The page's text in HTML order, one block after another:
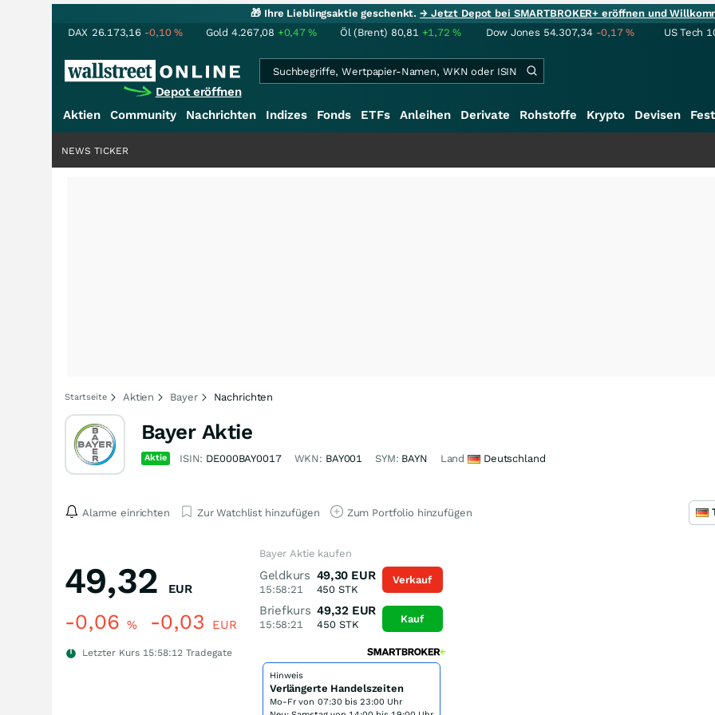
🎁 Ihre Lieblingsaktie geschenkt.→ Jetzt Depot bei SMARTBROKER+ eröffnen und
DAX 26.173,16 -0,10% Gold 4.267,08 +0,47% Öl (Brent) 80,81 +1,72% Dow Jones 54.307,34 -0,17% US Tech
Depot eröffnen
Aktien Community Nachrichten Indizes Fonds ETFs Anleihen Derivate Rohstoffe Krypto Devisen
NEWS TICKER
Startseite Aktien Bayer Nachrichten
Bayer Aktie
Aktie ISIN: DE000BAY0017 WKN: BAY001 SYM: BAYN Land Deutschland
Alarme einrichten Zur Watchlist hinzufügen Zum Portfolio hinzufügen
49,32 EUR
-0,06 % -0,03 EUR
Letzter Kurs 15:58:12 Tradegate
Bayer Aktie kaufen
Geldkurs
15:58:21
49,30 EUR
450 STK
Briefkurs
15:58:21
49,32 EUR
450STK
Verkauf
Kauf
Hinweis
Verlängerte Handelszeiten
Mo-Fr von 07:30 bis 23:00 Uhr